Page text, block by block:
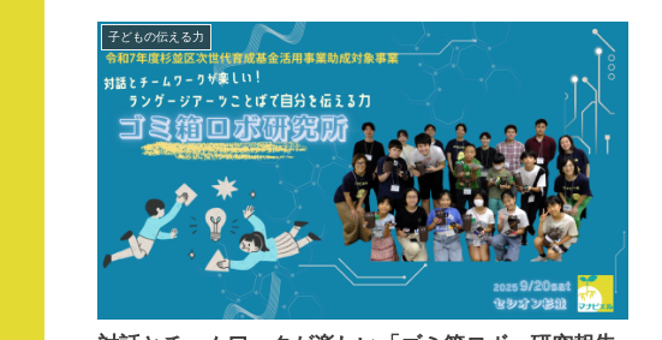
子どもの伝える力